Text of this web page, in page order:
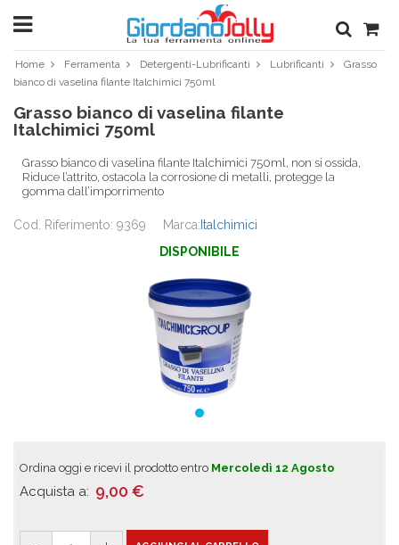
Home Ferramenta Detergenti-Lubrificanti Lubrificanti
Grasso
bianco di vaselina filante Italchimici 750ml
Grasso bianco di vaselina filante
Italchimici 750ml
Grasso bianco di vaselina filante Italchimici 750ml, non si ossida,
Riduce l’attrito, ostacola la corrosione di metalli, protegge la
gomma dall’imporrimento
Cod. Riferimento: 9369 Marca: Italchimici
DISPONIBILE
Ordina oggi e ricevi il prodotto entro Mercoledì 12 Agosto
Acquista a: 9,00 €